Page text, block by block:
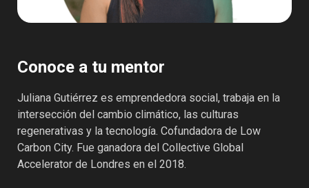
Conoce a tu mentor
Juliana Gutiérrez es emprendedora social, trabaja en la
intersección del cambio climático, las culturas
regenerativas y la tecnología. Cofundadora de Low
Carbon City. Fue ganadora del Collective Global
Accelerator de Londres en el 2018.